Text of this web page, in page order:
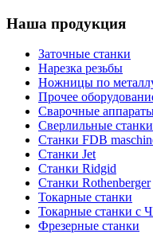
Наша продукция
Заточные станки
Нарезка резьбы
Ножницы по
Прочее
Сварочные
Сверлильные станки
Станки FDB
Станки Jet
Станки Ridgid
Станки Rothenberger
Токарные станки
Токарные станки с
Фрезерные станки